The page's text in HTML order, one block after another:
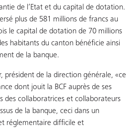
de l’Etat et du capital de dotation.
plus de 581 millions de francs au
le capital de dotation de 70 millions
habitants du canton bénéficie ainsi
de la banque.
président de la direction générale, «ce
dont jouit la BCF auprès de ses
des collaboratrices et collaborateurs
de la banque, ceci dans un
réglementaire difficile et